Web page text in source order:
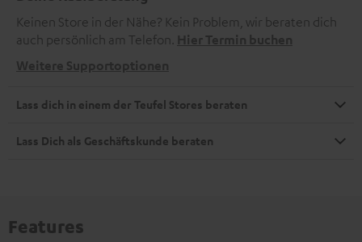
Keinen Store in der Nähe? Kein Problem, wir beraten dich
auch persönlich am Telefon. Hier Termin buchen
Weitere Supportoptionen
Lass dich in einem der Teufel Stores beraten
Lass Dich als Geschäftskunde beraten
Features